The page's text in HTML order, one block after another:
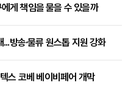
게 책임을 물을 수 있을까
방송·물류 원스톱 지원 강화
스 코베 베이비페어 개막